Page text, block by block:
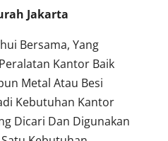
Jakarta
Bersama, Yang
Kantor Baik
Metal Atau Besi
Kebutuhan Kantor
Dicari Dan Digunakan